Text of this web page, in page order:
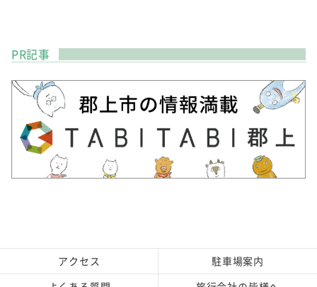
PR記事
アクセス
駐車場案内